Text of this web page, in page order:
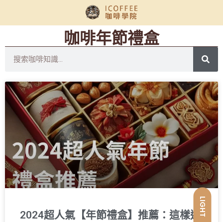
LIGHT
咖啡年節禮盒
2024超人氣【年節禮盒】推薦：這樣送